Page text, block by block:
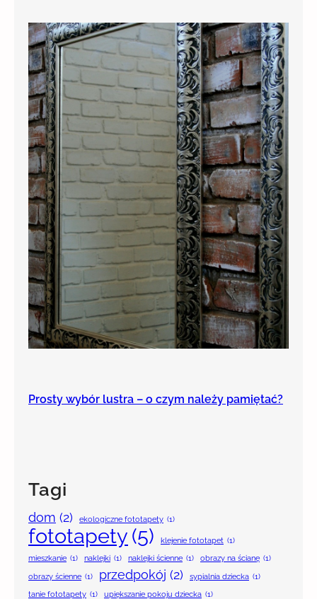
Prosty wybór lustra – o czym należy pamiętać?
Tagi
dom (2) ekologiczne fototapety (1)
fototapety (5) klejenie fototapet (1)
mieszkanie (1) naklejki (1) naklejki ścienne (1) obrazy na ścianę (1)
obrazy ścienne (1) przedpokój (2) sypialnia dziecka (1)
tanie fototapety (1) upiększanie pokoju dziecka (1)